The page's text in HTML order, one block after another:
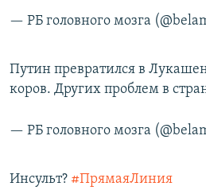
— РБ головного мозга
Путин превратился в
коров. Других проблем в
— РБ головного мозга
Инсульт? #ПрямаяЛиния